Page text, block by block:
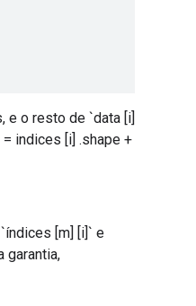
e o resto de `data [i]
indices [i] .shape +
[m] [i]` e
garantia,